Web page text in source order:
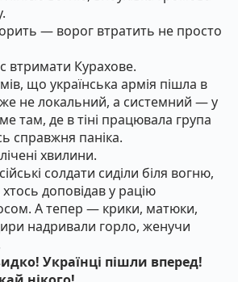
— ворог втратить не просто
втримати Курахове.
що українська армія пішла в
не локальний, а системний — у
там, де в тіні працювала група
справжня паніка.
хвилини.
солдати сиділи біля вогню,
доповідав у рацію
А тепер — крики, матюки,
надривали горло, женучи
Українці пішли вперед!